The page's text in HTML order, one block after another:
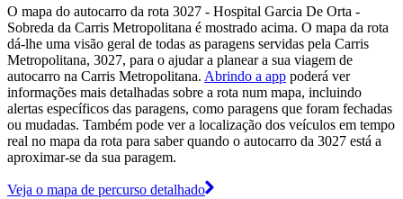
O mapa do autocarro da rota 3027 - Hospital Garcia De Orta -
Sobreda da Carris Metropolitana é mostrado acima. O mapa da rota
dá-lhe uma visão geral de todas as paragens servidas pela Carris
Metropolitana, 3027, para o ajudar a planear a sua viagem de
autocarro na Carris Metropolitana. Abrindo a app poderá ver
informações mais detalhadas sobre a rota num mapa, incluindo
alertas específicos das paragens, como paragens que foram fechadas
ou mudadas. Também pode ver a localização dos veículos em tempo
real no mapa da rota para saber quando o autocarro da 3027 está a
aproximar-se da sua paragem.
Veja o mapa de percurso detalhado